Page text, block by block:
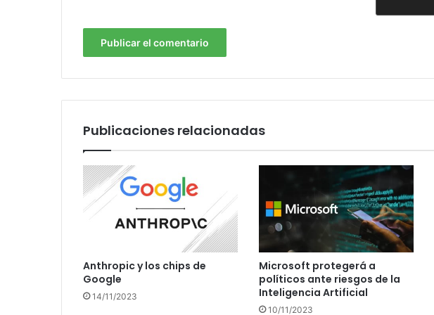
Publicaciones relacionadas
Anthropic y los chips de
Google
14/11/2023
Microsoft protegerá a
políticos ante riesgos de la
Inteligencia Artificial
10/11/2023